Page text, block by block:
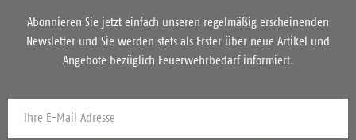
Abonnieren Sie jetzt einfach unseren regelmäßig erscheinenden
Newsletter und Sie werden stets als Erster über neue Artikel und
Angebote bezüglich Feuerwehrbedarf informiert.